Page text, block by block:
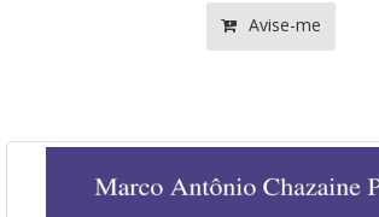
Avise-me